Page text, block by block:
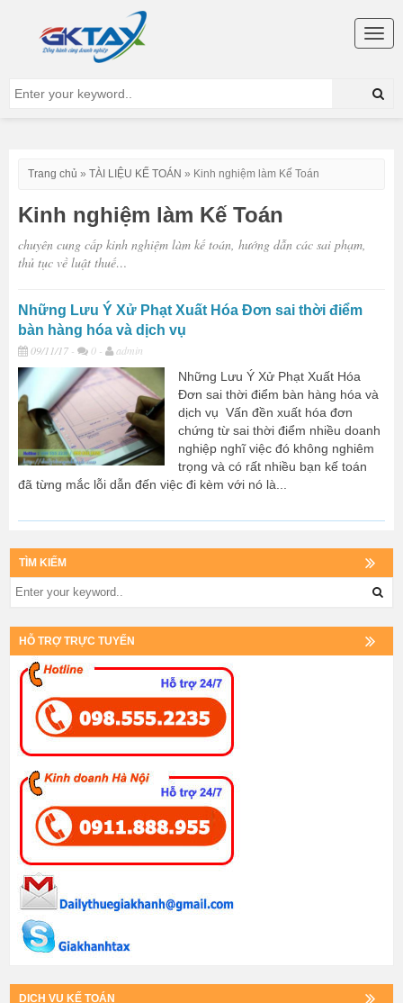
Trang chủ » TÀI LIỆU KẾ TOÁN » Kinh nghiệm làm Kế Toán
Kinh nghiệm làm Kế Toán
chuyên cung cấp kinh nghiệm làm kế toán, hướng dẫn các sai phạm,
thủ tục về luật thuế…
Những Lưu Ý Xử Phạt Xuất Hóa Đơn sai thời điểm
bàn hàng hóa và dịch vụ
09/11/17 - 0 -
admin
Những Lưu Ý Xử Phạt Xuất Hóa
Đơn sai thời điểm bàn hàng hóa và
dịch vụ Vấn đền xuất hóa đơn
chứng từ sai thời điểm nhiều doanh
nghiệp nghĩ việc đó không nghiêm
trọng và có rất nhiều bạn kế toán
đã từng mắc lỗi dẫn đến việc đi kèm với nó là...
TÌM KIẾM
HỖ TRỢ TRỰC TUYẾN
DỊCH VỤ KẾ TOÁN